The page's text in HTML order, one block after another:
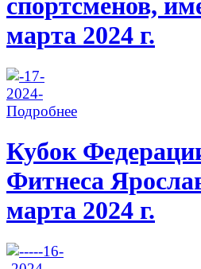
спортсменов,
марта 2024 г.
Подробнее
Кубок
Фитнеса
марта 2024 г.